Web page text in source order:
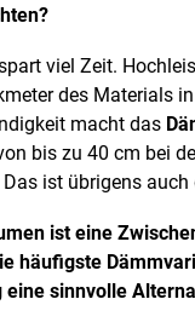
viel Zeit.
des Materials
macht das
bis zu 40 cm bei
ist übrigens
ist eine
häufigste
eine sinnvolle